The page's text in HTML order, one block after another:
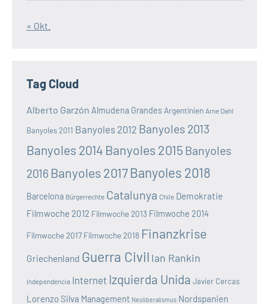
« Okt.
Tag Cloud
Alberto Garzón Almudena Grandes Argentinien Arne Dahl
Banyoles 2011 Banyoles 2012 Banyoles 2013
Banyoles 2014 Banyoles 2015 Banyoles
2016 Banyoles 2017 Banyoles 2018
Barcelona Bürgerrechte Catalunya Chile Demokratie
Filmwoche 2012 Filmwoche 2013 Filmwoche 2014
Filmwoche 2017 Filmwoche 2018 Finanzkrise
Griechenland Guerra Civil Ian Rankin
Independencia Internet Izquierda Unida Javier Cercas
Lorenzo Silva Management Neoliberalismus Nordspanien